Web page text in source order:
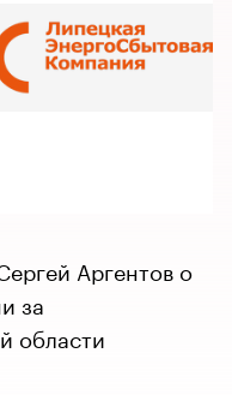
Аргентов о
за
области